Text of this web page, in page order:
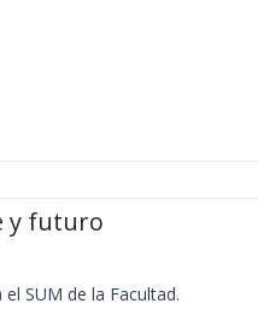
y futuro
SUM de la Facultad.